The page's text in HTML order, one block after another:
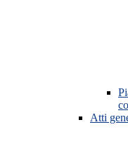
Atti